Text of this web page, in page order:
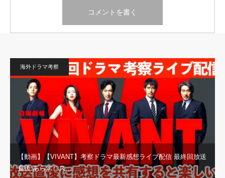
海外ドラマ考察
【動画】【VIVANT】考察ドラマ最新感想ライブ配信 最終回放送
直後 あらすじス…